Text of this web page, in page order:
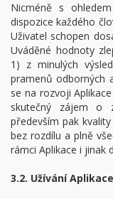
Nicméně s
dispozice každého
Uživatel schopen
Uváděné hodnoty
1) z minulých
pramenů odborných
se na rozvoji
skutečný zájem o
především pak
bez rozdílu a plně
rámci Aplikace i jinak
3.2. Užívání